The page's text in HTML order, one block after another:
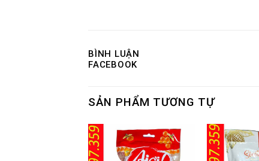
BÌNH LUẬN
FACEBOOK
SẢN PHẨM TƯƠNG TỰ